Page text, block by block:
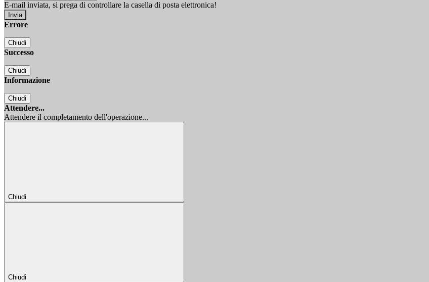
E-mail inviata, si prega di controllare la casella di posta elettronica!
Errore
Chiudi
Successo
Chiudi
Informazione
Chiudi
Attendere...
Attendere il completamento dell'operazione...
Chiudi
Chiudi